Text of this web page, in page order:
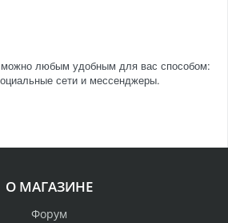
можно любым удобным для вас способом:
сети и мессенджеры.
О МАГАЗИНЕ
Форум